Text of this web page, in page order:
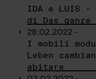
IDA e LUIS
di Das ganze
28.02.2022 -
I mobili
Leben
abitare